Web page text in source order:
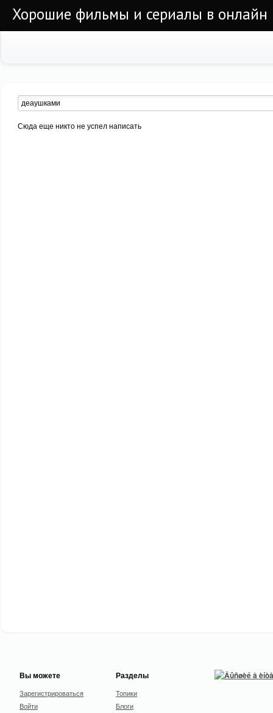
Хорошие фильмы и сериалы в онлайн
Сюда еще никто не успел написать
Вы можете
Зарегистрироваться
Войти
Разделы
Топики
Блоги